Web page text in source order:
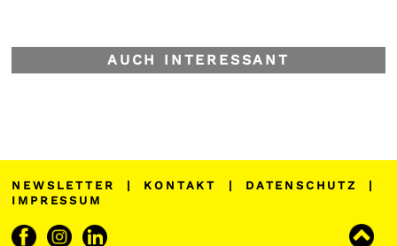
AUCH INTERESSANT
NEWSLETTER KONTAKT DATENSCHUTZ
IMPRESSUM